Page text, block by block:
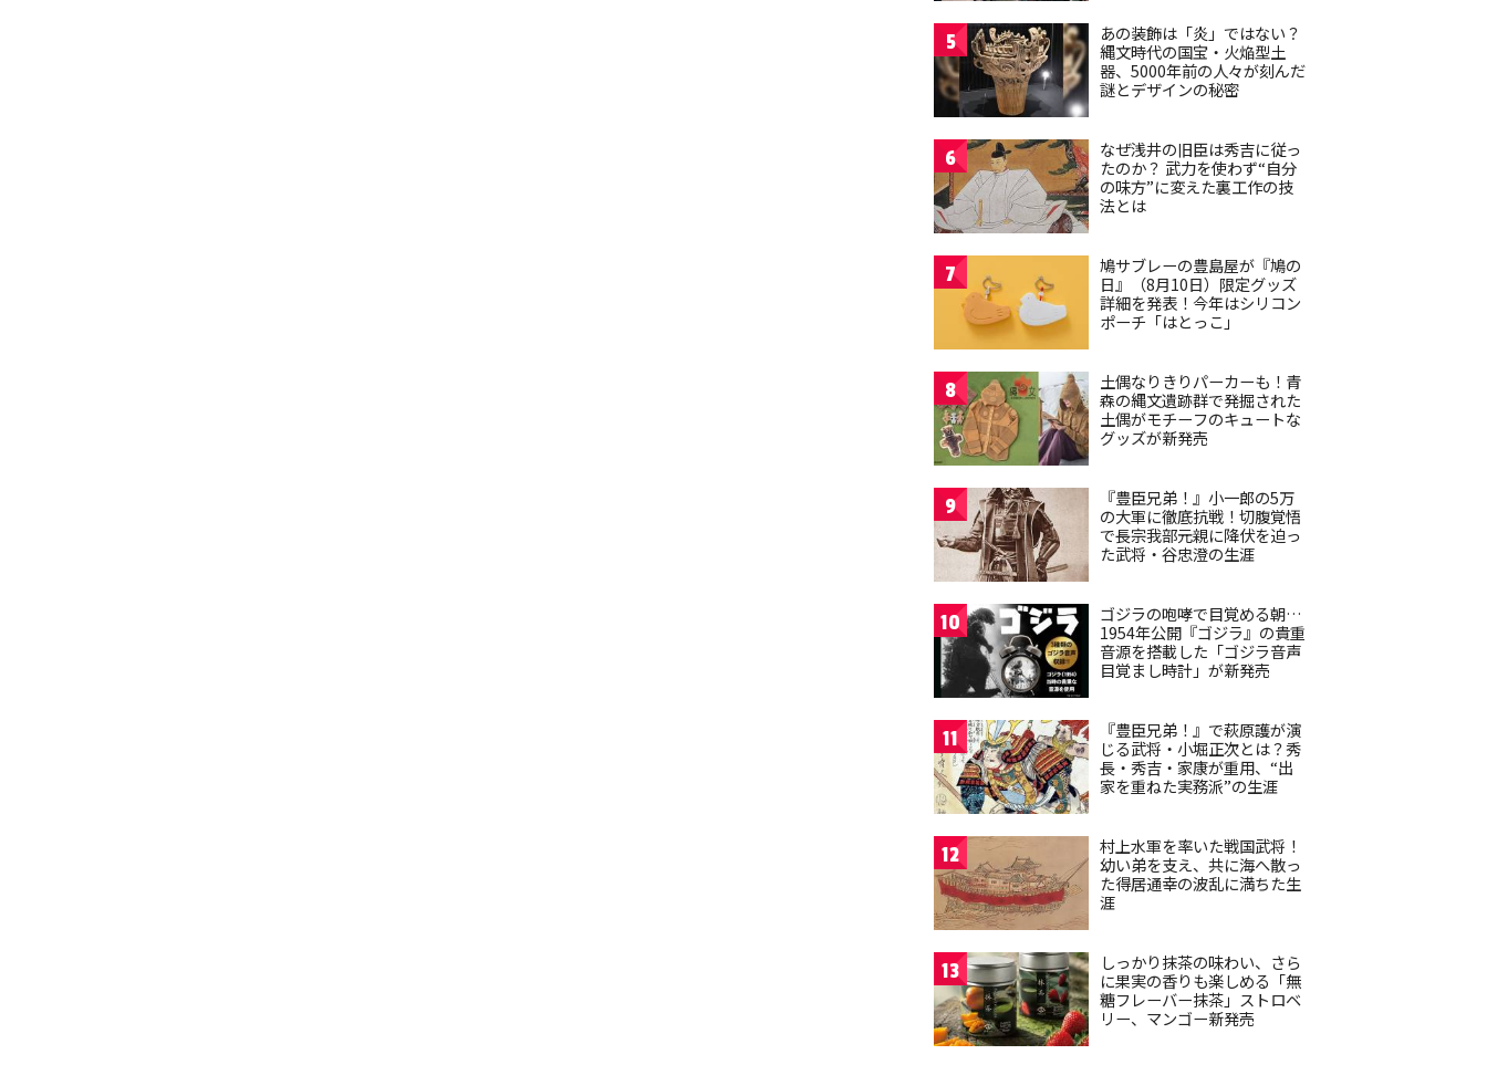
5
あの装飾は「炎」ではない？
縄文時代の国宝・火焔型土
器、5000年前の人々が刻んだ
謎とデザインの秘密
6
なぜ浅井の旧臣は秀吉に従っ
たのか？ 武力を使わず“自分
の味方”に変えた裏工作の技
法とは
7
鳩サブレーの豊島屋が『鳩の
日』（8月10日）限定グッズ
詳細を発表！今年はシリコン
ポーチ「はとっこ」
8
土偶なりきりパーカーも！青
森の縄文遺跡群で発掘された
土偶がモチーフのキュートな
グッズが新発売
9
『豊臣兄弟！』小一郎の5万
の大軍に徹底抗戦！切腹覚悟
で長宗我部元親に降伏を迫っ
た武将・谷忠澄の生涯
10
ゴジラの咆哮で目覚める朝…
1954年公開『ゴジラ』の貴重
音源を搭載した「ゴジラ音声
目覚まし時計」が新発売
11
『豊臣兄弟！』で萩原護が演
じる武将・小堀正次とは？秀
長・秀吉・家康が重用、“出
家を重ねた実務派”の生涯
12
村上水軍を率いた戦国武将！
幼い弟を支え、共に海へ散っ
た得居通幸の波乱に満ちた生
涯
13
しっかり抹茶の味わい、さら
に果実の香りも楽しめる「無
糖フレーバー抹茶」ストロベ
リー、マンゴー新発売